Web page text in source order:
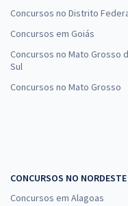
Concursos no Distrito
Concursos em Goiás
Concursos no Mato Grosso
Sul
Concursos no Mato Grosso
CONCURSOS NO NORDESTE
Concursos em Alagoas